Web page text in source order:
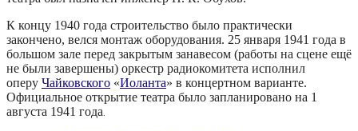
К концу 1940 года строительство было практически
закончено, велся монтаж оборудования. 25 января 1941 года в
большом зале перед закрытым занавесом (работы на сцене ещё
не были завершены) оркестр радиокомитета исполнил
оперу Чайковского «Иоланта» в концертном варианте.
Официальное открытие театра было запланировано на 1
августа 1941 года